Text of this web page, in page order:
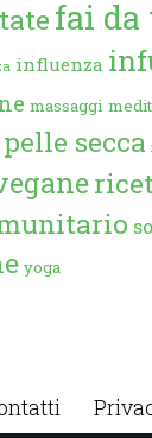
fai da
influenza
massaggi
pelle secca
yoga